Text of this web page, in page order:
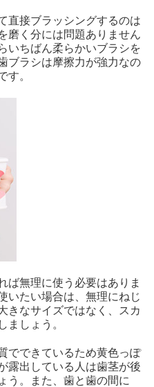
直接ブラッシングするのは
磨く分には問題ありません
いちばん柔らかいブラシを
ブラシは摩擦力が強力なの
す。
無理に使う必要はありま
いたい場合は、無理にねじ
きなサイズではなく、スカ
ましょう。
でできているため黄色っぽ
露出している人は歯茎が後
う。また、歯と歯の間に